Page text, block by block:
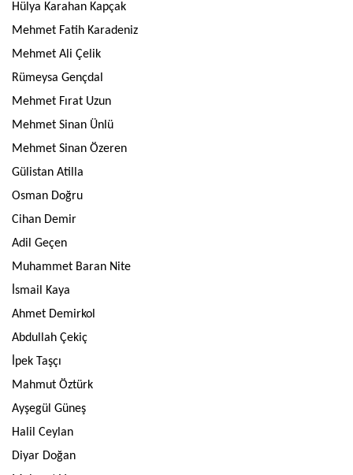
Hülya Karahan Kapçak
Mehmet Fatih Karadeniz
Mehmet Ali Çelik
Rümeysa Gençdal
Mehmet Fırat Uzun
Mehmet Sinan Ünlü
Mehmet Sinan Özeren
Gülistan Atilla
Osman Doğru
Cihan Demir
Adil Geçen
Muhammet Baran Nite
İsmail Kaya
Ahmet Demirkol
Abdullah Çekiç
İpek Taşçı
Mahmut Öztürk
Ayşegül Güneş
Halil Ceylan
Diyar Doğan